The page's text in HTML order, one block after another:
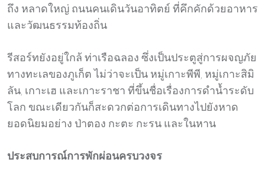
ถึง หลาดใหญ่ ถนนคนเดินวันอาทิตย์ ที่คึกคักด้วยอาหาร
และวัฒนธรรมท้องถิ่น
รีสอร์ทยังอยู่ใกล้ ท่าเรือฉลอง ซึ่งเป็นประตูสู่การผจญภัย
ทางทะเลของภูเก็ต ไม่ว่าจะเป็น หมู่เกาะพีพี, หมู่เกาะสิมิ
ลัน, เกาะเฮ และเกาะราชา ที่ขึ้นชื่อเรื่องการดำน้ำระดับ
โลก ขณะเดียวกันก็สะดวกต่อการเดินทางไปยังหาด
ยอดนิยมอย่าง ป่าตอง กะตะ กะรน และในหาน
ประสบการณ์การพักผ่อนครบวงจร